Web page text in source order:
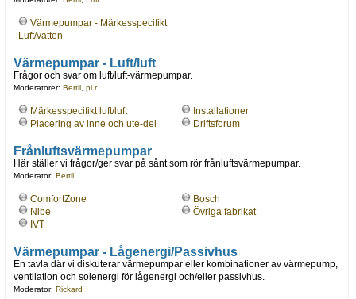
Värmepumpar - Märkesspecifikt
Luft/vatten
Värmepumpar - Luft/luft
Frågor och svar om luft/luft-värmepumpar.
Moderatorer: Bertil, pi.r
Märkesspecifikt luft/luft
Placering av inne och ute-del
Installationer
Driftsforum
Frånluftsvärmepumpar
Här ställer vi frågor/ger svar på sånt som rör frånluftsvärmepumpar.
Moderator: Bertil
ComfortZone
Nibe
IVT
Bosch
Övriga fabrikat
Värmepumpar - Lågenergi/Passivhus
En tavla där vi diskuterar värmepumpar eller kombinationer av värmepump,
ventilation och solenergi för lågenergi och/eller passivhus.
Moderator: Rickard